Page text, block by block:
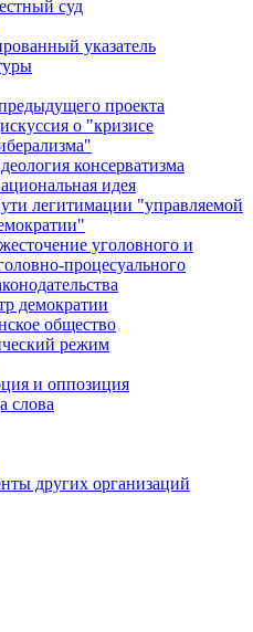
суд
указатель
проекта
о "кризисе
консерватизма
идея
легитимации "управляемой
уголовного и
процесуального
демократии
общество
режим
и оппозиция
слова
других организаций